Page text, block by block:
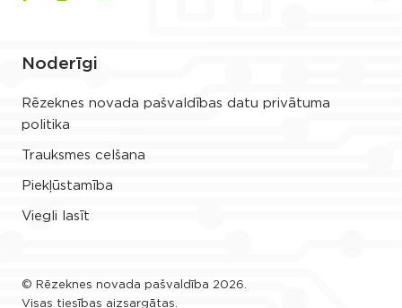
Noderīgi
Rēzeknes novada pašvaldības datu privātuma
politika
Trauksmes celšana
Piekļūstamība
Viegli lasīt
© Rēzeknes novada pašvaldība 2026.
Visas tiesības aizsargātas.